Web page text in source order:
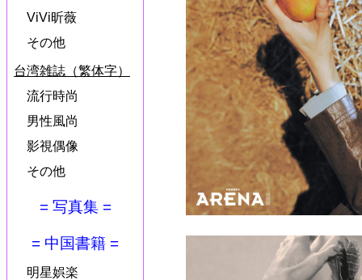
ViVi昕薇
その他
台湾雑誌（繁体字）
流行時尚
男性風尚
影視偶像
その他
= 写真集 =
= 中国書籍 =
明星娯楽